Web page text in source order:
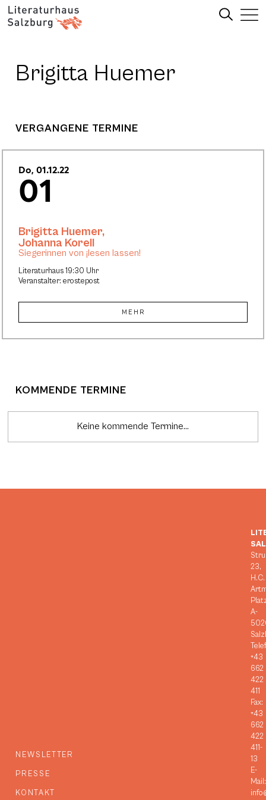
Brigitta Huemer
VERGANGENE TERMINE
Do, 01.12.22
01
Literaturhaus 19:30 Uhr
Veranstalter: erostepost
Brigitta Huemer,
Johanna Korell
Siegerinnen von ¡lesen lassen!
MEHR
KOMMENDE TERMINE
Keine kommende Termine...
NEWSLETTER
PRESSE
KONTAKT
23,
H.C.
A-
+43
662
422
411
Fax:
+43
662
422
411-
13
E-
Mail: